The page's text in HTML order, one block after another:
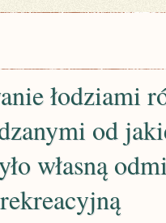
łodziami
od
własną